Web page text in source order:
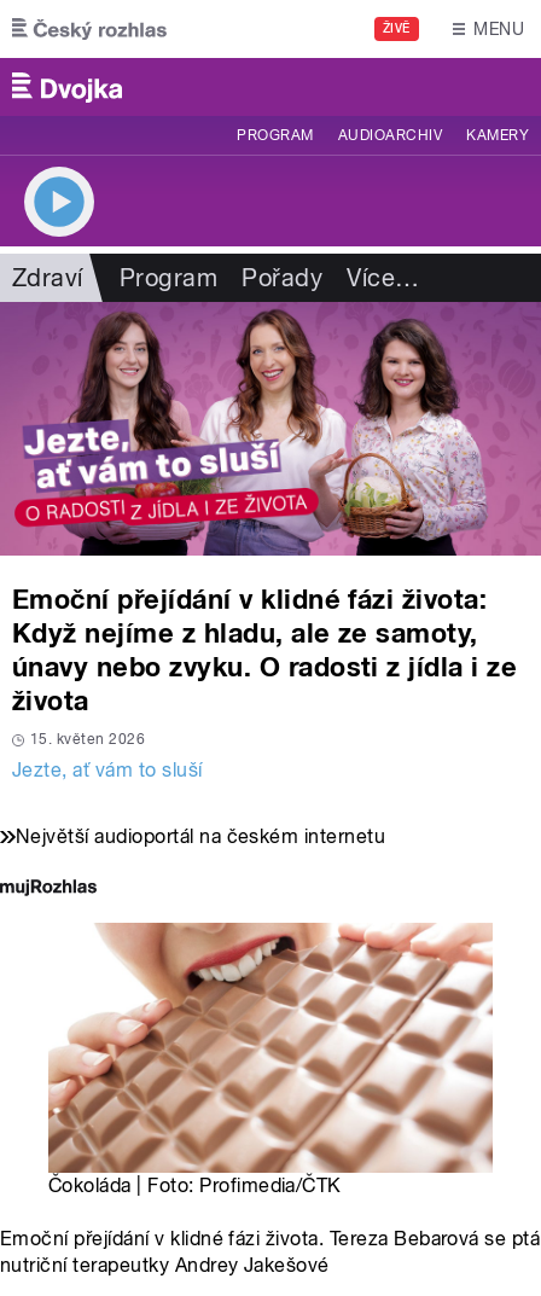
Přejít k hlavnímu obsahu
ŽIVĚ MENU
PROGRAM AUDIOARCHIV KAMERY
Zdraví Program Pořady Více…
Emoční přejídání v klidné fázi života:
Když nejíme z hladu, ale ze samoty,
únavy nebo zvyku. O radosti z jídla i ze
života
15. květen 2026
Jezte, ať vám to sluší
Největší audioportál na českém internetu
Čokoláda | Foto: Profimedia/ČTK
Emoční přejídání v klidné fázi života. Tereza Bebarová se ptá
nutriční terapeutky Andrey Jakešové